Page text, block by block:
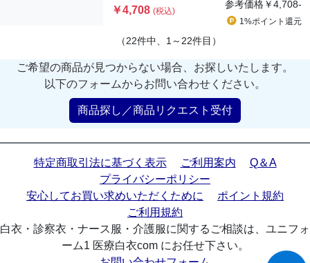
￥4,708(税込)
参考価格￥4,708-
1%ポイント 還元
（22件中、1～22件目）
ご希望の商品が見つからない場合、お探しいたします。
以下のフォームからお問い合わせください。
商品探し／商品リクエスト受付
特定商取引法に基づく表示 ご利用案内
Q＆A
プライバシーポリシー
安心してお買い求めいただくために
ポイント規約
ご利用規約
白衣・診察衣・ナース服・介護服に関するご相談は、ユニフォ
ーム1 医療白衣com にお任せ下さい。